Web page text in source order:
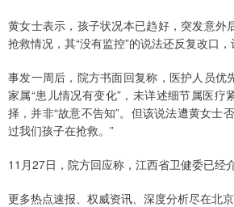
黄女士表示，孩子状况本已趋好，突发意外
抢救情况，其“没有监控”的说法还反复改口，
事发一周后，院方书面回复称，医护人员优
家属“患儿情况有变化”，未详述细节属医疗
择，并非“故意不告知”。但该说法遭黄女士
过我们孩子在抢救。”
11月27日，院方回应称，江西省卫健委已经
更多热点速报、权威资讯、深度分析尽在北